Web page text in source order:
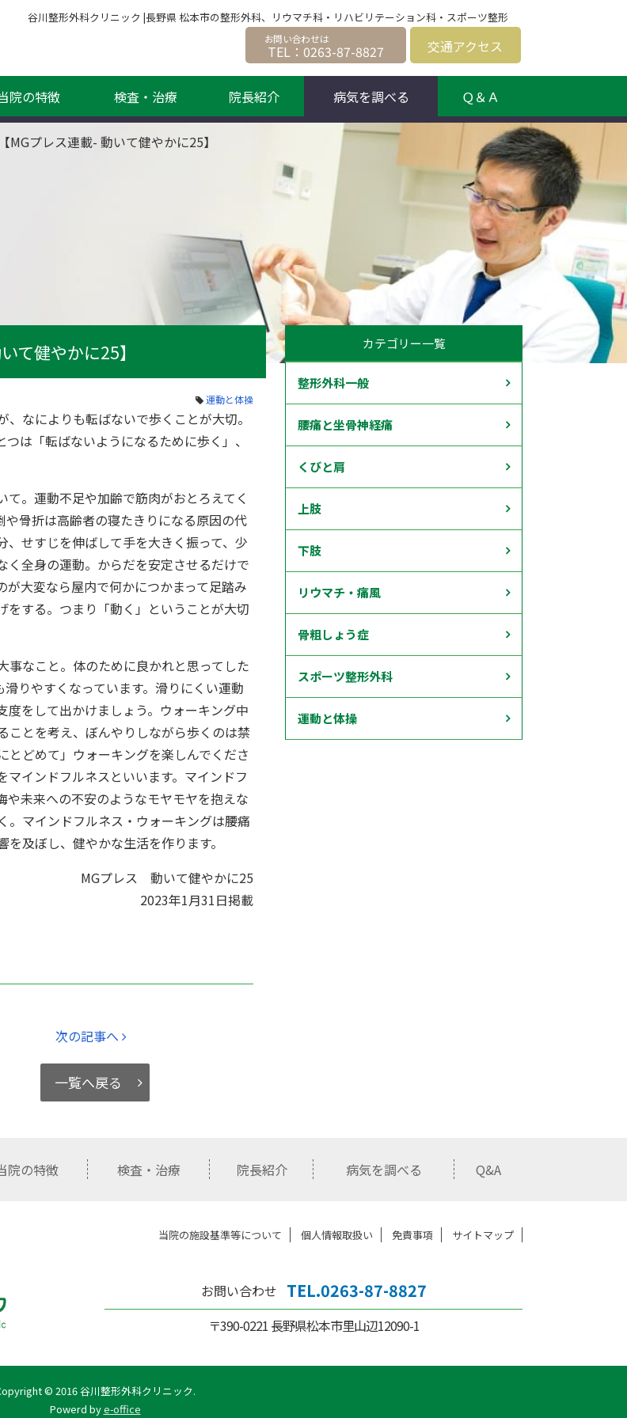
谷川整形外科クリニック |長野県 松本市の整形外科、リウマチ科・リハビリテーション科・スポーツ整形
TEL：0263-87-8827 交通アクセス
院の特徴 検査・治療 院長紹介 病気を調べる Ｑ＆Ａ
MGプレス連載- 動いて健やかに25】
て健やかに25】
運動と体操
なによりも転ばないで歩くことが大切。
は「転ばないようになるために歩く」、
。運動不足や加齢で筋肉がおとろえてく
骨折は高齢者の寝たきりになる原因の代
せすじを伸ばして手を大きく振って、少
く全身の運動。からだを安定させるだけで
大変なら屋内で何かにつかまって足踏み
する。つまり「動く」ということが大切
なこと。体のために良かれと思ってした
りやすくなっています。滑りにくい運動
をして出かけましょう。ウォーキング中
ことを考え、ぼんやりしながら歩くのは禁
どめて」ウォーキングを楽しんでくださ
インドフルネスといいます。マインドフ
未来への不安のようなモヤモヤを抱えな
。マインドフルネス・ウォーキングは腰痛
及ぼし、健やかな生活を作ります。
MGプレス 動いて健やかに25
2023年1月31日掲載
次の記事へ
カテゴリー一覧
整形外科一般
腰痛と坐骨神経痛
くびと肩
上肢
下肢
リウマチ・痛風
骨粗しょう症
スポーツ整形外科
運動と体操
一覧へ戻る
院の特徴 検査・治療 院長紹介 病気を調べる Q&A
当院の施設基準等について 個人情報取扱い 免責事項 サイトマップ
お問い合わせ TEL.0263-87-8827
〒390-0221 長野県松本市里山辺12090-1
© 2016 谷川整形外科クリニック.
Powerd bye-office